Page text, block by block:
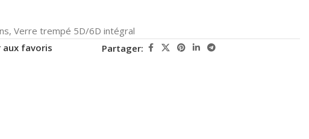
, Verre trempé 5D/6D intégral
favoris Partager: